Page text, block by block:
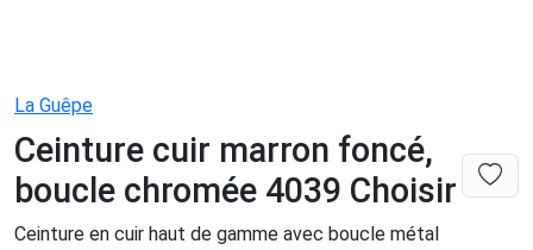
La Guêpe
Ceinture cuir marron foncé,
boucle chromée 4039 Choisir
Ceinture en cuir haut de gamme avec boucle métal